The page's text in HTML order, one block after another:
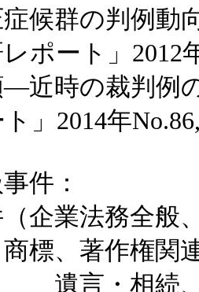
群の判例動向
ポート」2012
時の裁判例の
ト」2014年
件：
業法務全般、
標、著作権関
、成年後